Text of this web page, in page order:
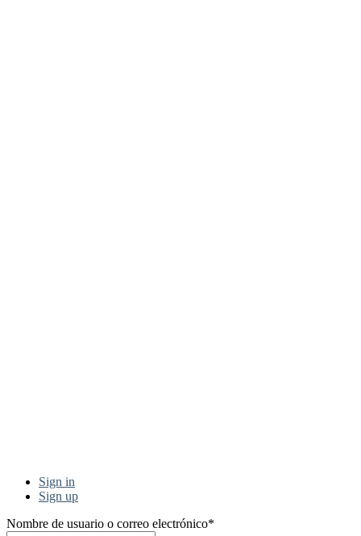
Sign in
Sign up
Nombre de usuario o correo electrónico*